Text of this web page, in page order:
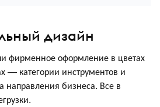
дизайн
фирменное оформление в цветах
— категории инструментов и
направления бизнеса. Все в